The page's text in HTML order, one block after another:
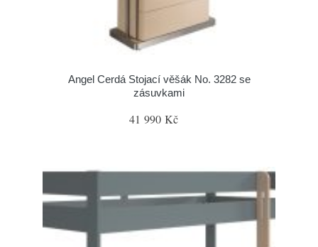
Angel Cerdá Stojací věšák No. 3282 se
zásuvkami
41 990 Kč